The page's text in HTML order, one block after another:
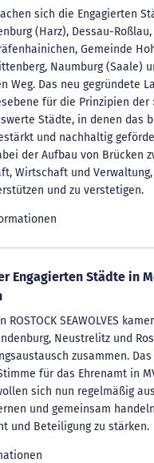
sich die Engagierten
(Harz), Dessau-
Gemeinde
Naumburg (Saale)
Weg. Das neu gegründete
für die Prinzipien der
Städte, in denen das
und nachhaltig
der Aufbau von Brücken
Wirtschaft und
und zu verstetigen.
Engagierten Städte in
ROSTOCK SEAWOLVES
Neustrelitz und
zusammen.
für das Ehrenamt in
sich nun regelmäßig
und gemeinsam
und Beteiligung zu stärken.